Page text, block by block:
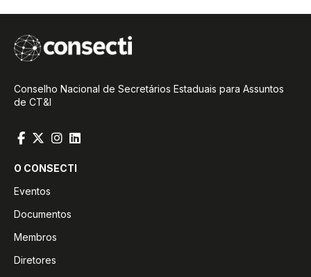
Conselho Nacional de Secretários Estaduais para Assuntos
de CT&I
O CONSECTI
Eventos
Documentos
Membros
Diretores